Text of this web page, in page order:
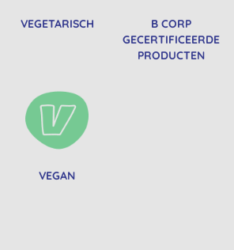
VEGETARISCH
B CORP
GECERTIFICEERDE
PRODUCTEN
VEGAN